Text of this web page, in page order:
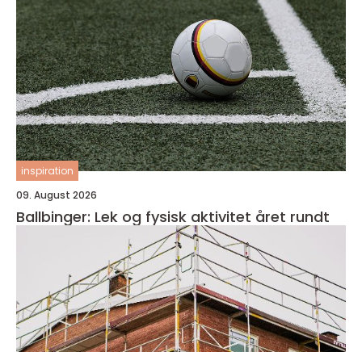
inspiration
09. August 2026
Ballbinger: Lek og fysisk aktivitet året rundt